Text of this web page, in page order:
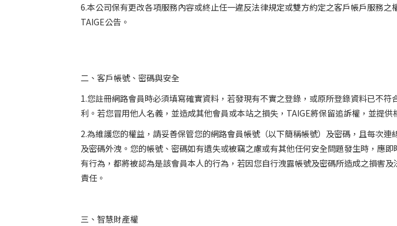
6.本公司保有更改各項服務內容或終止任一違反法律規定或雙方約定之客戶帳戶服務
TAIGE公告。
二、客戶帳號、密碼與安全
1.您註冊網路會員時必須填寫確實資料，若發現有不實之登錄，或原所登錄資料已不符
利。若您冒用他人名義，並造成其他會員或本站之損失， TAIGE將保留追訴權，並提供
2.為維護您的權益，請妥善保管您的網路會員帳號（以下簡稱帳號）及密碼，且每次連
及密碼外洩。您的帳號、密碼如有遺失或被竊之慮或有其他任何安全問題發生時，應即
有行為，都將被認為是該會員本人的行為，若因您自行洩露帳號及密碼所造成之損害及
責任。
三、智慧財產權